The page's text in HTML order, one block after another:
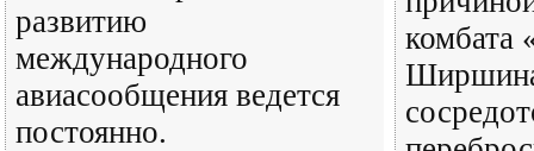
развитию
международного
авиасообщения ведется
постоянно.
комбата